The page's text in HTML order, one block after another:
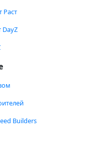
Раст
Builders